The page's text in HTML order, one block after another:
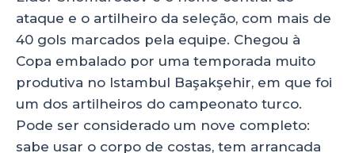
ataque e o artilheiro da seleção, com mais de
40 gols marcados pela equipe. Chegou à
Copa embalado por uma temporada muito
produtiva no Istambul Başakşehir, em que foi
um dos artilheiros do campeonato turco.
Pode ser considerado um nove completo:
sabe usar o corpo de costas, tem arrancada